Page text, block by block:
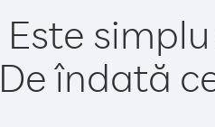
Este
De îndată